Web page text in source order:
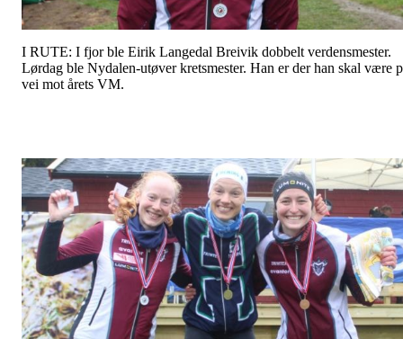
I RUTE: I fjor ble Eirik Langedal Breivik dobbelt verdensmester.
Lørdag ble Nydalen-utøver kretsmester. Han er der han skal være
vei mot årets VM.